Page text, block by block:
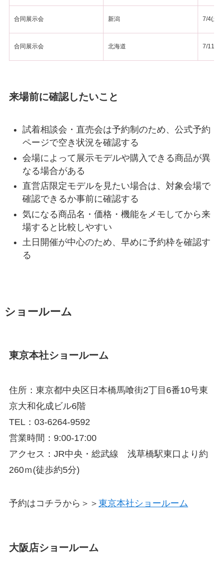
合同展示会 新潟 7/4(土)
合同展示会 北海道 7/11(
来場前に確認したいこと
試着相談会・直売会は予約制のため、公式予約
ページで空き状況を確認する
会場によって展示モデルや購入できる商品が異
なる場合がある
直営店限定モデルを見たい場合は、対象会場で
確認できるか事前に確認する
気になる商品名・価格・機能をメモしてから来
場すると比較しやすい
土日開催が中心のため、早めに予約枠を確認す
る
ショールーム
東京本社ショールーム
住所：東京都中央区日本橋馬喰街2丁目6番10号東
京大和化成ビル6階
TEL：03-6264-9592
営業時間：9:00-17:00
アクセス：JR中央・総武線 浅草橋駅東口より約
260ｍ(徒歩約5分)
予約はコチラから＞＞ 東京本社ショールーム
大阪店ショールーム